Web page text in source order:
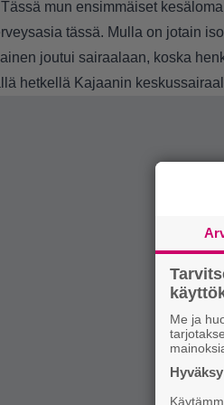
mun ensimmäiset
tässä. Mulla on jotain
joutui sairaalaan, koska
hetkellä Kajaanin
Me ja